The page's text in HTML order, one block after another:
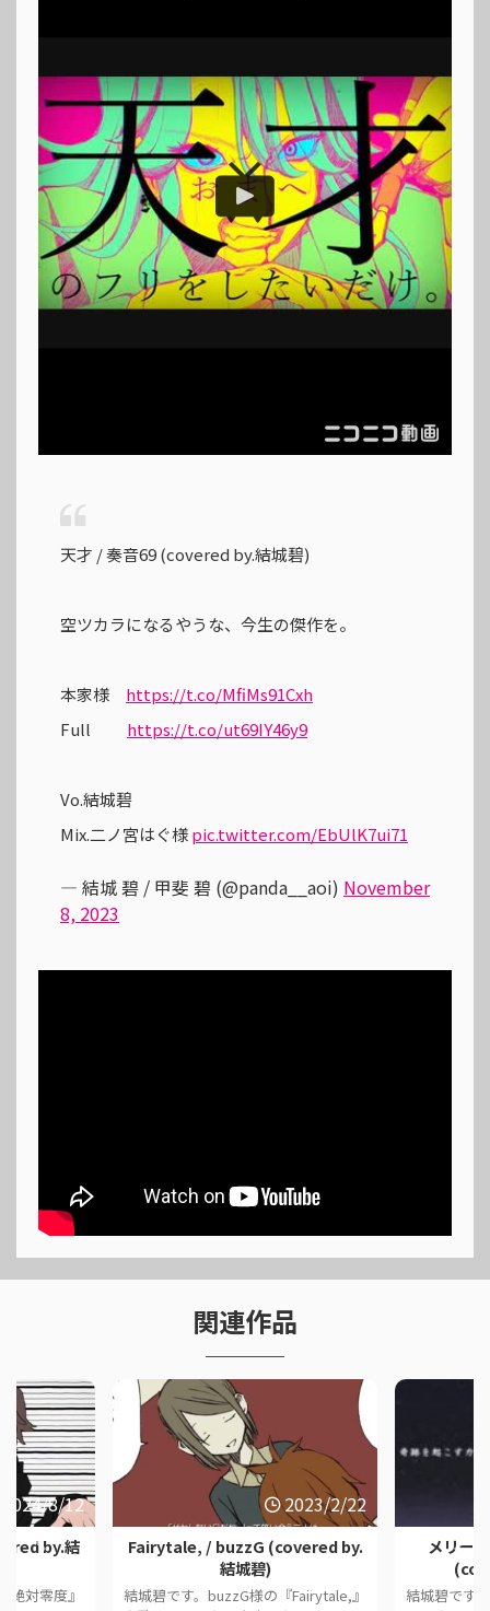
天才 / 奏音69 (covered by.結城碧)
空ツカラになるやうな、今生の傑作を。
本家様 https://t.co/MfiMs91Cxh
Full https://t.co/ut69IY46y9
Vo.結城碧
Mix.二ノ宮はぐ様pic.twitter.com/EbUlK7ui71
— 結城 碧 / 甲斐 碧 (@panda__aoi) November
8, 2023
関連作品
2024/8/12
by.結
絶対零度』
2023/2/22
Fairytale, / buzzG (covered by.
結城碧)
結城碧です。buzzG様の『Fairytale,』
メリー
結城碧です